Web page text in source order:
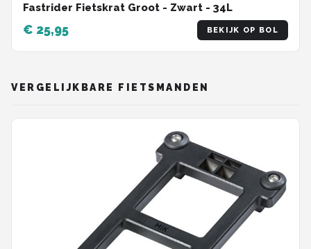
Fastrider Fietskrat Groot - Zwart - 34L
€ 25,95 BEKIJK OP BOL
VERGELIJKBARE FIETSMANDEN